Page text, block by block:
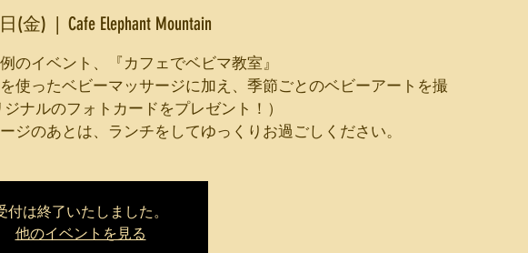
(金)
  |
Cafe Elephant Mountain
のイベント、『カフェでベビマ教室』
使ったベビーマッサージに加え、季節ごとのベビーアートを撮
ナルのフォトカードをプレゼント！）
ジのあとは、ランチをしてゆっくりお過ごしください。
付は終了いたしました。
他のイベントを見る